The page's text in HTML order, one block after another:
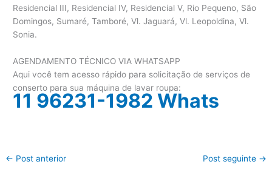
Residencial III, Residencial IV, Residencial V, Rio Pequeno, São
Domingos, Sumaré, Tamboré, Vl. Jaguará, Vl. Leopoldina, Vl.
Sonia.
AGENDAMENTO TÉCNICO VIA WHATSAPP
Aqui você tem acesso rápido para solicitação de serviços de
conserto para sua máquina de lavar roupa:
11 96231-1982 Whats
← Post anterior Post seguinte →